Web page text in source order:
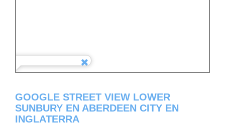
GOOGLE STREET VIEW LOWER
SUNBURY EN ABERDEEN CITY EN
INGLATERRA